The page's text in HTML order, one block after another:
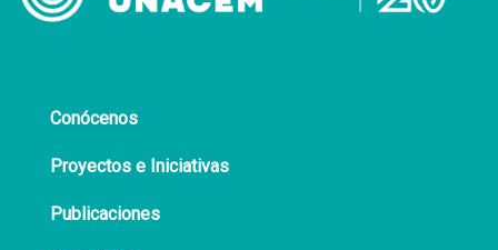
Conócenos
Proyectos e Iniciativas
Publicaciones